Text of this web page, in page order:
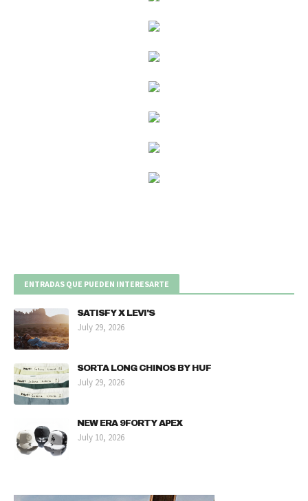
ENTRADAS QUE PUEDEN INTERESARTE
SATISFY X LEVI'S
July 29, 2026
SORTA LONG CHINOS BY HUF
July 29, 2026
NEW ERA 9FORTY APEX
July 10, 2026